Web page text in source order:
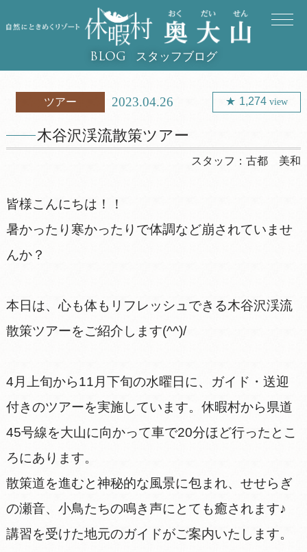
BLOG スタッフブログ
ツアー 2023.04.26 1,274view
木谷沢渓流散策ツアー
スタッフ：古都 美和
皆様こんにちは！！
暑かったり寒かったりで体調など崩されていませ
んか？
本日は、心も体もリフレッシュできる木谷沢渓流
散策ツアーをご紹介します(^^)/
4月上旬から11月下旬の水曜日に、ガイド・送迎
付きのツアーを実施しています。休暇村から県道
45号線を大山に向かって車で20分ほど行ったとこ
ろにあります。
散策道を進むと神秘的な風景に包まれ、せせらぎ
の瀬音、小鳥たちの鳴き声にとても癒されます♪
講習を受けた地元のガイドがご案内いたします。